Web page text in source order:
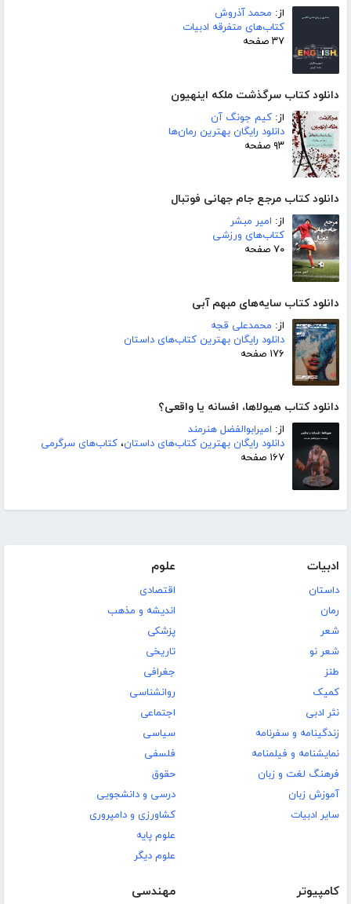
از: محمد آذروش
کتاب‌های متفرقه ادبیات
۳۷ صفحه
دانلود کتاب سرگذشت ملکه اینهیون
از: کیم جونگ آن
دانلود رایگان بهترین رمان‌ها
۹۳ صفحه
دانلود کتاب مرجع جام جهانی فوتبال
از: امیر مبشر
کتاب‌های ورزشی
۷۰ صفحه
دانلود کتاب سایه‌های مبهم آبی
از: محمدعلی قجه
دانلود رایگان بهترین کتاب‌های داستان
۱۷۶ صفحه
دانلود کتاب هیولاها، افسانه یا واقعی؟
از: امیرابوالفضل هنرمند
دانلود رایگان بهترین کتاب‌های داستان، کتاب‌های سرگرمی
۱۶۷ صفحه
ادبیات
داستان
رمان
شعر
شعر نو
طنز
کمیک
نثر ادبی
زندگینامه و سفرنامه
نمایشنامه و فیلمنامه
فرهنگ لغت و زبان
آموزش زبان
سایر ادبیات
علوم
اقتصادی
اندیشه و مذهب
پزشکی
تاریخی
جغرافی
روانشناسی
اجتماعی
سیاسی
فلسفی
حقوق
درسی و دانشجویی
کشاورزی و دامپروری
علوم پایه
علوم دیگر
کامپیوتر مهندسی